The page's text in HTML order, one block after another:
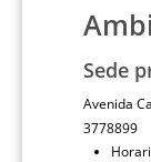
Sede
Avenida
3778899